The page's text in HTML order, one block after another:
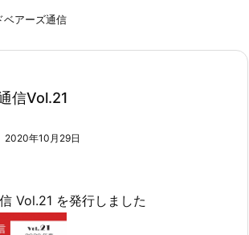
ベアーズ通信
信Vol.21
2020年10月29日
Vol.21 を発行しました